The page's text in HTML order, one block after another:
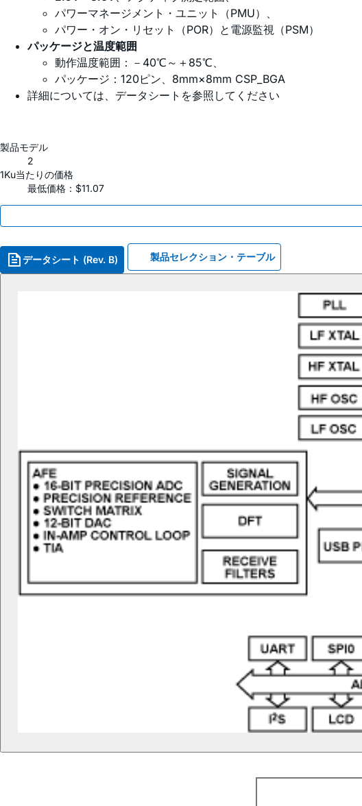
パワーマネージメント・ユニット（PMU）、
パワー・オン・リセット（POR）と電源監視（PSM）
パッケージと温度範囲
動作温度範囲：－40℃～＋85℃、
パッケージ：120ピン、8mm×8mm CSP_BGA
詳細については、データシートを参照してください
製品モデル
2
1Ku当たりの価格
最低価格：$11.07
データシート (Rev. B) 製品セレクション・テーブル